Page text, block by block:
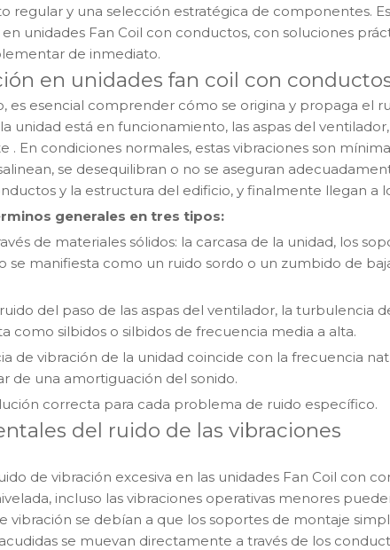
regular y una selección estratégica de componentes.
unidades Fan Coil con conductos, con soluciones
de inmediato.
en unidades fan coil con
esencial comprender cómo se origina y propaga el
unidad está en funcionamiento, las aspas del
. En condiciones normales, estas vibraciones son
se desequilibran o no se aseguran
y la estructura del edificio, y finalmente llegan a
generales en tres tipos:
de materiales sólidos: la carcasa de la unidad, los
se manifiesta como un ruido sordo o un zumbido de
del paso de las aspas del ventilador, la turbulencia
como silbidos o silbidos de frecuencia media a alta.
de vibración de la unidad coincide con la frecuencia
de una amortiguación del sonido.
correcta para cada problema de ruido específico.
del ruido de las vibraciones
de vibración excesiva en las unidades Fan Coil con
incluso las vibraciones operativas menores
se debían a que los soportes de montaje
se muevan directamente a través de los